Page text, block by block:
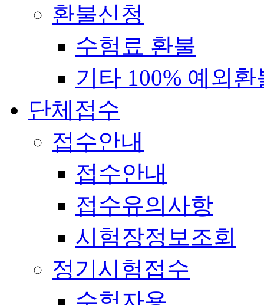
환불신청
수험료 환불
기타 100% 예외환
단체접수
접수안내
접수안내
접수유의사항
시험장정보조회
정기시험접수